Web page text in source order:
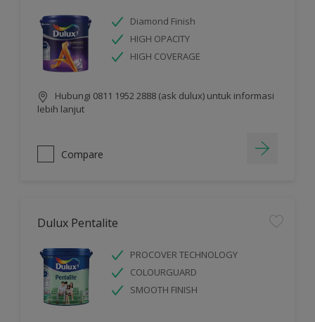
Diamond Finish
HIGH OPACITY
HIGH COVERAGE
Hubungi 0811 1952 2888 (ask dulux) untuk informasi
lebih lanjut
Compare
Dulux Pentalite
PROCOVER TECHNOLOGY
COLOURGUARD
SMOOTH FINISH